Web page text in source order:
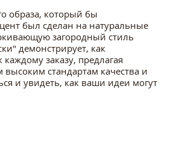
образа, который бы
был сделан на натуральные
загородный стиль
демонстрирует, как
заказу, предлагая
стандартам качества и
и увидеть, как ваши идеи могут